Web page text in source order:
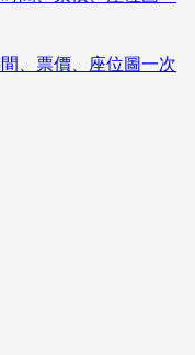
、票價、座位圖一次